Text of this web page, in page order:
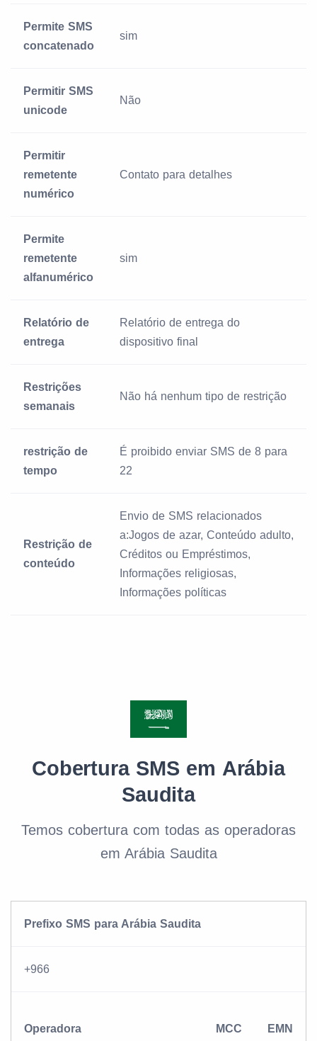
Permite SMS
concatenado
sim
Permitir SMS
unicode
Não
Permitir
remetente
numérico
Contato para detalhes
Permite
remetente
alfanumérico
sim
Relatório de
entrega
Relatório de entrega do
dispositivo final
Restrições
semanais
Não há nenhum tipo de restrição
restrição de
tempo
É proibido enviar SMS de 8 para
22
Restrição de
conteúdo
Envio de SMS relacionados
a:Jogos de azar, Conteúdo adulto,
Créditos ou Empréstimos,
Informações religiosas,
Informações políticas
Cobertura SMS em Arábia
Saudita
Temos cobertura com todas as operadoras
em Arábia Saudita
Prefixo SMS para Arábia Saudita
+966
Operadora MCC EMN